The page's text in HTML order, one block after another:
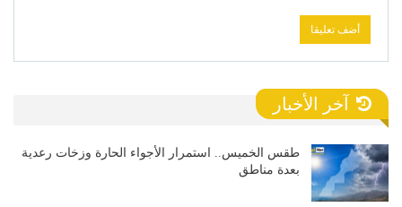
آخر الأخبار
طقس الخميس.. استمرار الأجواء الحارة وزخات رعدية
بعدة مناطق